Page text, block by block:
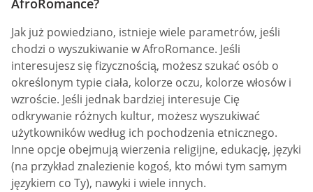
AfroRomance?
Jak już powiedziano, istnieje wiele parametrów, jeśli
chodzi o wyszukiwanie w AfroRomance. Jeśli
interesujesz się fizycznością, możesz szukać osób o
określonym typie ciała, kolorze oczu, kolorze włosów i
wzroście. Jeśli jednak bardziej interesuje Cię
odkrywanie różnych kultur, możesz wyszukiwać
użytkowników według ich pochodzenia etnicznego.
Inne opcje obejmują wierzenia religijne, edukację, języki
(na przykład znalezienie kogoś, kto mówi tym samym
językiem co Ty), nawyki i wiele innych.